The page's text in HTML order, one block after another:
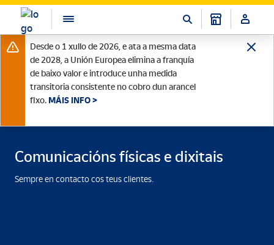
Desde o 1 xullo de 2026, e ata a mesma data
de 2028, a Unión Europea elimina a franquía
de baixo valor e introduce unha medida
transitoria consistente no cobro dun arancel
fixo. MÁIS INFO >
Comunicacións físicas e dixitais
Sempre en contacto cos teus clientes.